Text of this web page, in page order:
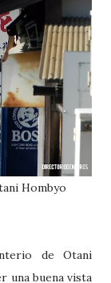
Hombyo
de Otani
una buena vista